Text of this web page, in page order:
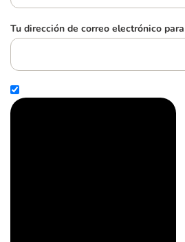
Tu dirección de correo electrónico